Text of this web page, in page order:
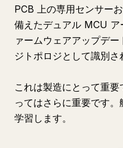
PCB 上の専用センサー
備えたデュアル MCU ア
ァームウェアアップデ
ジトポロジとして識別さ
これは製造にとって重
ってはさらに重要です
学習します。